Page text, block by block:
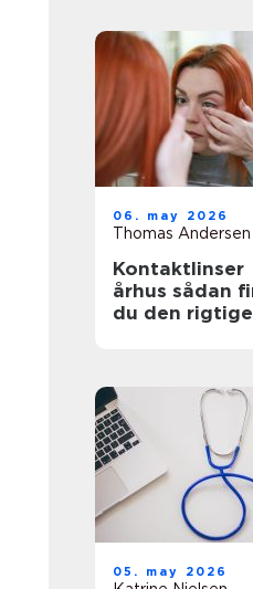
06. may 2026
Thomas Andersen
Kontaktlinser
århus sådan finder
du den rigtige
05. may 2026